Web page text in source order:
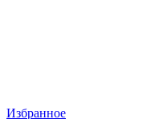
Избранное